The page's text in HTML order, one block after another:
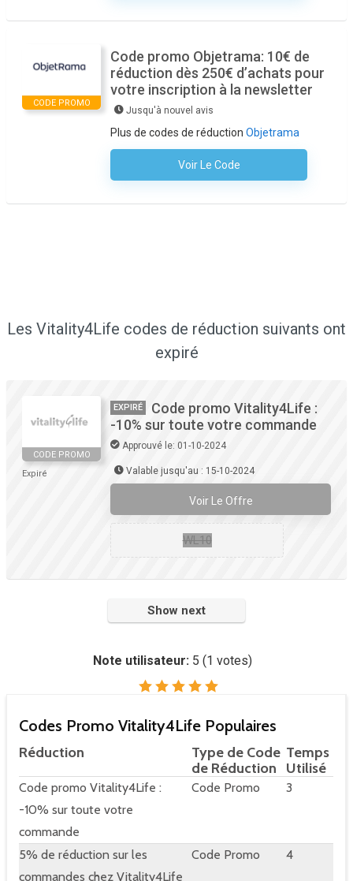
CODE PROMO
Code promo Objetrama: 10€ de
réduction dès 250€ d’achats pour
votre inscription à la newsletter
Jusqu'à nouvel avis
Plus de codes de réduction Objetrama
Voir Le Code
Aucun Code N'est Nécessaire
Les Vitality4Life codes de réduction suivants ont
expiré
CODE PROMO
Expiré
EXPIRÉ
Code promo Vitality4Life :
-10% sur toute votre commande
Approuvé le: 01-10-2024
Valable jusqu'au : 15-10-2024
Voir Le Offre
WL10
Show next
Note utilisateur: 5 (1 votes)
Codes Promo Vitality4Life Populaires
Réduction
Type de Code
de Réduction
Temps
Utilisé
Code promo Vitality4Life :
-10% sur toute votre
commande
Code Promo 3
5% de réduction sur les
commandes chez Vitality4Life
Code Promo 4